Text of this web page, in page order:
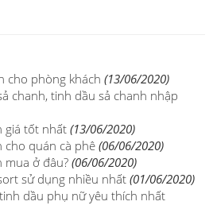
cho phòng khách (13/06/2020)
chanh, tinh dầu sả chanh nhập
giá tốt nhất (13/06/2020)
cho quán cà phê (06/06/2020)
mua ở đâu? (06/06/2020)
sử dụng nhiều nhất (01/06/2020)
dầu phụ nữ yêu thích nhất